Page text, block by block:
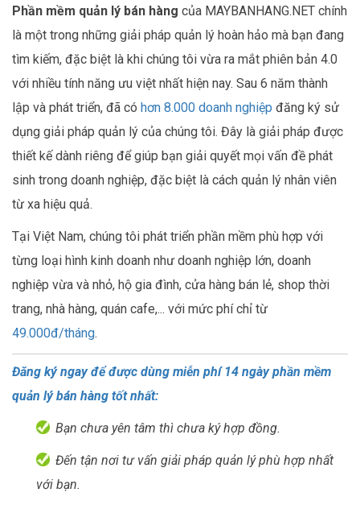
Phần mềm quản lý bán hàng của MAYBANHANG.NET chính
là một trong những giải pháp quản lý hoàn hảo mà bạn đang
tìm kiếm, đặc biệt là khi chúng tôi vừa ra mắt phiên bản 4.0
với nhiều tính năng ưu việt nhất hiện nay. Sau 6 năm thành
lập và phát triển, đã có hơn 8.000 doanh nghiệp đăng ký sử
dụng giải pháp quản lý của chúng tôi. Đây là giải pháp được
thiết kế dành riêng để giúp bạn giải quyết mọi vấn đề phát
sinh trong doanh nghiệp, đặc biệt là cách quản lý nhân viên
từ xa hiệu quả.
Tại Việt Nam, chúng tôi phát triển phần mềm phù hợp với
từng loại hình kinh doanh như doanh nghiệp lớn, doanh
nghiệp vừa và nhỏ, hộ gia đình, cửa hàng bán lẻ, shop thời
trang, nhà hàng, quán cafe,... với mức phí chỉ từ
49.000đ/tháng.
Đăng ký ngay để được dùng miễn phí 14 ngày phần mềm
quản lý bán hàng tốt nhất:
Bạn chưa yên tâm thì chưa ký hợp đồng.
Đến tận nơi tư vấn giải pháp quản lý phù hợp nhất
với bạn.